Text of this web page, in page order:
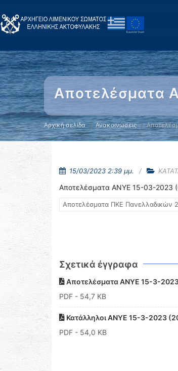
Αποτελέσματα
Αρχική σελίδα Ανακοινώσεις
15/03/2023 2:39 μμ.
Αποτελέσματα ΑΝΥΕ 15-03-2023
Αποτελέσματα ΠΚΕ Πανελλαδικών
Σχετικά έγγραφα
Αποτελέσματα ΑΝΥΕ 15-3-
PDF - 54,7 KB
Κατάλληλοι ΑΝΥΕ 15-3-2023
PDF - 54,0 KB